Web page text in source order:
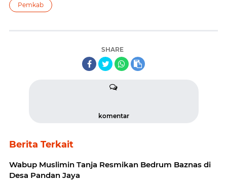
Pemkab
SHARE
komentar
Berita Terkait
Wabup Muslimin Tanja Resmikan Bedrum Baznas di
Desa Pandan Jaya